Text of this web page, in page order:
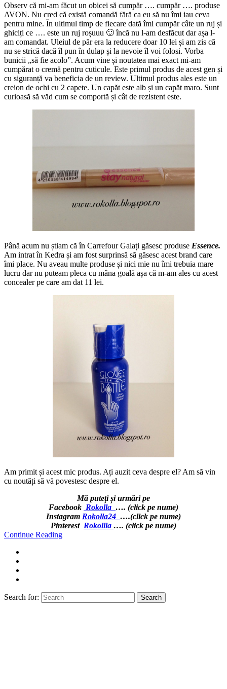
Observ că mi-am făcut un obicei să cumpăr …. cumpăr …. produse
AVON. Nu cred că există comandă fără ca eu să nu îmi iau ceva
pentru mine. În ultimul timp de fiecare dată îmi cumpăr câte un ruj și
ghiciți ce …. este un ruj roșuuu 🙂 încă nu l-am desfăcut dar așa l-
am comandat. Uleiul de păr era la reducere doar 10 lei și am zis că
nu se strică dacă îl pun în dulap și la nevoie îl voi folosi. Vorba
bunicii „să fie acolo”. Acum vine și noutatea mai exact mi-am
cumpărat o cremă pentru cuticule. Este primul produs de acest gen și
cu siguranță va beneficia de un review. Ultimul produs ales este un
creion de ochi cu 2 capete. Un capăt este alb și un capăt maro. Sunt
curioasă să văd cum se comportă și cât de rezistent este.
Până acum nu știam că în Carrefour Galați găsesc produse Essence.
Am intrat în Kedra și am fost surprinsă să găsesc acest brand care
îmi place. Nu aveau multe produse și nici mie nu îmi trebuia mare
lucru dar nu puteam pleca cu mâna goală așa că m-am ales cu acest
concealer pe care am dat 11 lei.
Am primit și acest mic produs. Ați auzit ceva despre el? Am să vin
cu noutăți să vă povestesc despre el.
Mă puteți și urmări pe
Facebook Rokolla …. (click pe nume)
Instagram Rokolla24 ….(click pe nume)
Pinterest Rokollla …. (click pe nume)
Continue Reading
Search for: Search